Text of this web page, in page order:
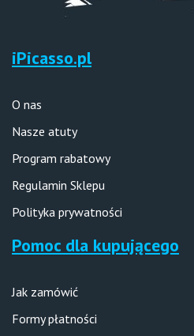
iPicasso.pl
O nas
Nasze atuty
Program rabatowy
Regulamin Sklepu
Polityka prywatności
Pomoc dla kupującego
Jak zamówić
Formy płatności